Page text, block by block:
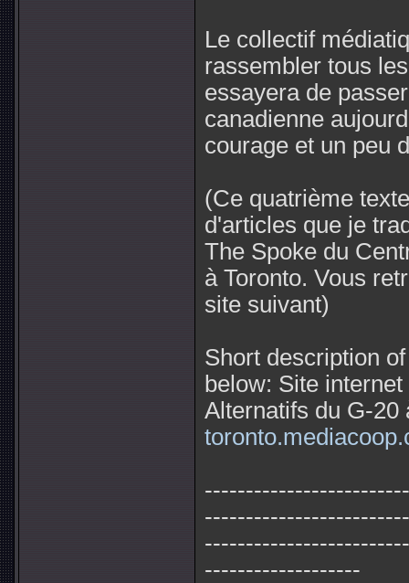
Le collectif
rassembler tous
essayera de
canadienne
courage et un peu
(Ce quatrième
d'articles que je
The Spoke du
à Toronto. Vous
site suivant)
Short description
below: Site
Alternatifs du G-20
-------------------